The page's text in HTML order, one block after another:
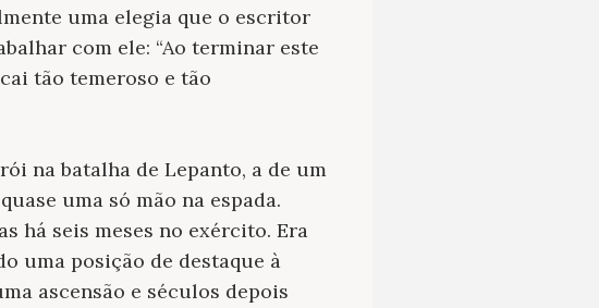
uma elegia que o escritor
com ele: “Ao terminar este
tão temeroso e tão
na batalha de Lepanto, a de um
uma só mão na espada.
há seis meses no exército. Era
uma posição de destaque à
ascensão e séculos depois